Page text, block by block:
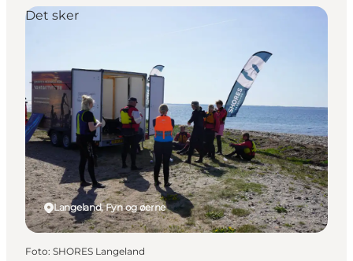
Langeland, Fyn og øerne
Det sker
Foto: SHORES Langeland